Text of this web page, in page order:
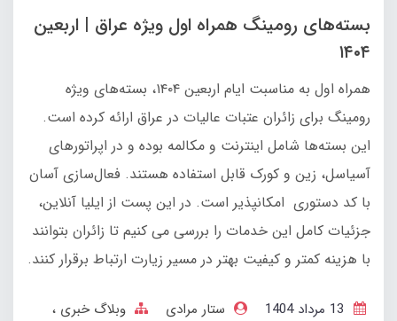
بسته‌های رومینگ همراه اول ویژه عراق | اربعین
۱۴۰۴
همراه اول به مناسبت ایام اربعین ۱۴۰۴، بسته‌های ویژه
رومینگ برای زائران عتبات عالیات در عراق ارائه کرده است.
این بسته‌ها شامل اینترنت و مکالمه بوده و در اپراتورهای
آسیاسل، زین و کورک قابل استفاده هستند. فعال‌سازی آسان
با کد دستوری امکانپذیر است. در این پست از ایلیا آنلاین،
جزئیات کامل این خدمات را بررسی می‌ کنیم تا زائران بتوانند
با هزینه کمتر و کیفیت بهتر در مسیر زیارت ارتباط برقرار کنند.
ستار مرادی وبلاگ خبری